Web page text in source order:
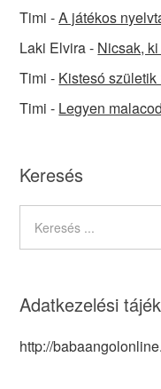
Timi -A játékos
Laki Elvira- Nicsak,
Timi - Kistesó születik
Timi - Legyen
Keresés
Adatkezelési
http://